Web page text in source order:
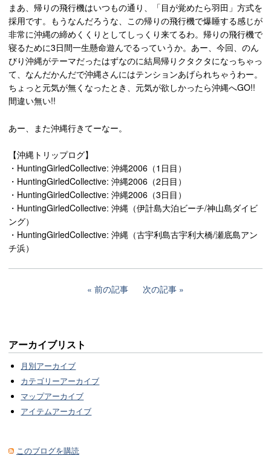
まあ、帰りの飛行機はいつもの通り、「目が覚めたら羽田」方式を
採用です。もうなんだろうな、この帰りの飛行機で爆睡する感じが
非常に沖縄の締めくくりとしてしっくり来てるわ。帰りの飛行機で
寝るために3日間一生懸命遊んでるっていうか。あー、今回、のん
びり沖縄がテーマだったはずなのに結局帰りクタクタになっちゃっ
て、なんだかんだで沖縄さんにはテンションあげられちゃうわー。
ちょっと元気が無くなったとき、元気が欲しかったら沖縄へGO!!
間違い無い!!
あー、また沖縄行きてーなー。
【沖縄トリップログ】
・HuntingGirledCollective: 沖縄2006（1日目）
・HuntingGirledCollective: 沖縄2006（2日目）
・HuntingGirledCollective: 沖縄2006（3日目）
・HuntingGirledCollective: 沖縄（伊計島大泊ビーチ/神山島ダイビ
ング）
・HuntingGirledCollective: 沖縄（古宇利島古宇利大橋/瀬底島アン
チ浜）
前の記事 次の記事
アーカイブリスト
月別アーカイブ
カテゴリーアーカイブ
マップアーカイブ
アイテムアーカイブ
このブログを購読